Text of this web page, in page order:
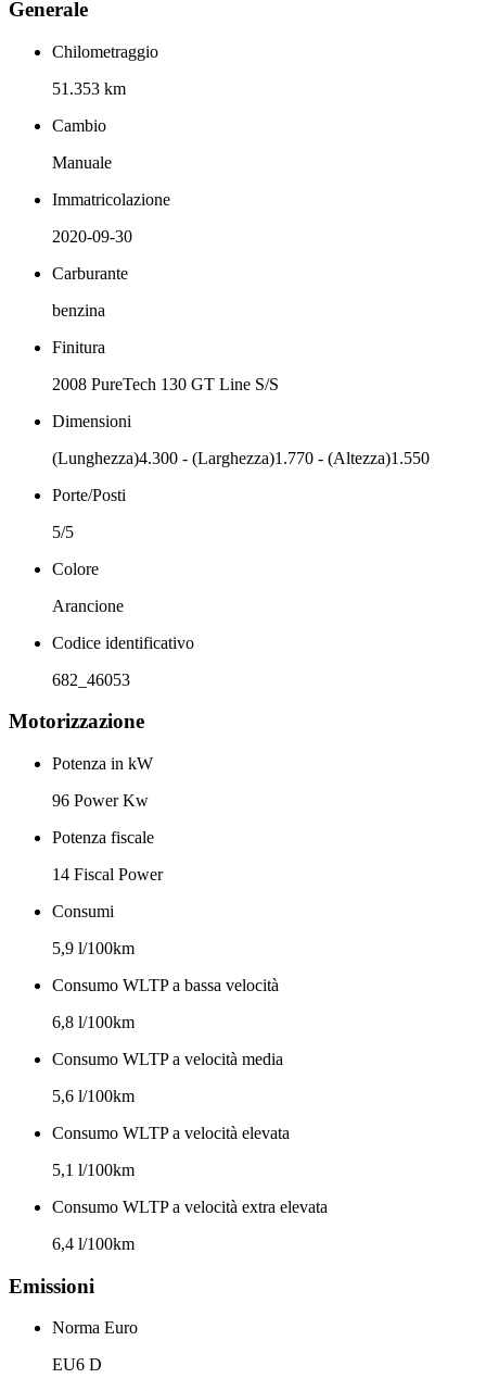
Generale
Chilometraggio
51.353 km
Cambio
Manuale
Immatricolazione
2020-09-30
Carburante
benzina
Finitura
2008 PureTech 130 GT Line S/S
Dimensioni
(Lunghezza)4.300 - (Larghezza)1.770 - (Altezza)1.550
Porte/Posti
5/5
Colore
Arancione
Codice identificativo
682_46053
Motorizzazione
Potenza in kW
96 Power Kw
Potenza fiscale
14 Fiscal Power
Consumi
5,9 l/100km
Consumo WLTP a bassa velocità
6,8 l/100km
Consumo WLTP a velocità media
5,6 l/100km
Consumo WLTP a velocità elevata
5,1 l/100km
Consumo WLTP a velocità extra elevata
6,4 l/100km
Emissioni
Norma Euro
EU6 D